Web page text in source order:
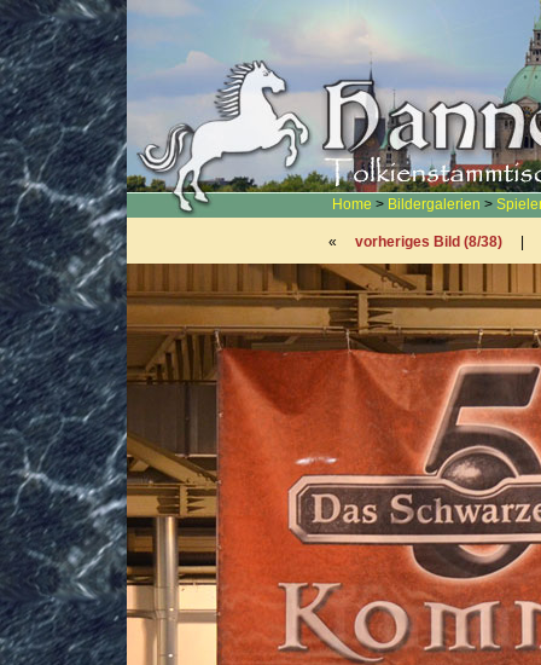
Home > Bildergalerien >
« vorheriges Bild (8/38)